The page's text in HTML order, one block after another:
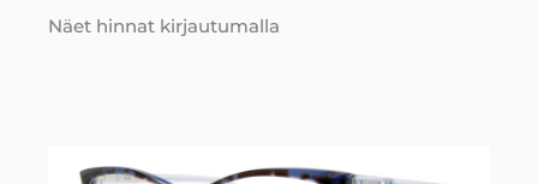
Näet hinnat kirjautumalla